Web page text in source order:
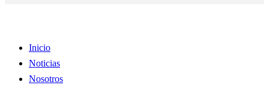
Inicio
Noticias
Nosotros